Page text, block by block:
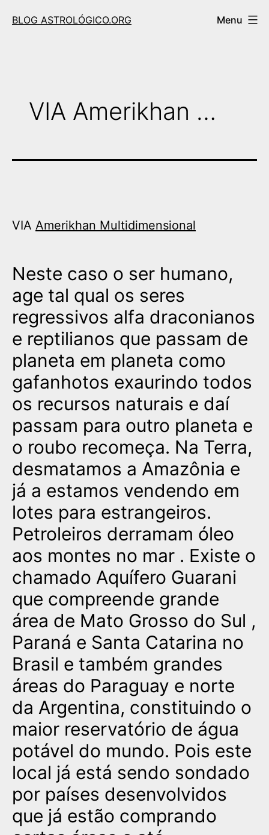
BLOG ASTROLÓGICO.ORG Menu
VIA Amerikhan …
VIA Amerikhan Multidimensional
Neste caso o ser humano,
age tal qual os seres
regressivos alfa draconianos
e reptilianos que passam de
planeta em planeta como
gafanhotos exaurindo todos
os recursos naturais e daí
passam para outro planeta e
o roubo recomeça. Na Terra,
desmatamos a Amazônia e
já a estamos vendendo em
lotes para estrangeiros.
Petroleiros derramam óleo
aos montes no mar . Existe o
chamado Aquífero Guarani
que compreende grande
área de Mato Grosso do Sul ,
Paraná e Santa Catarina no
Brasil e também grandes
áreas do Paraguay e norte
da Argentina, constituindo o
maior reservatório de água
potável do mundo. Pois este
local já está sendo sondado
por países desenvolvidos
que já estão comprando